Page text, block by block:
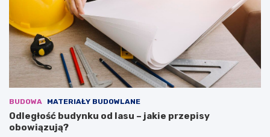
BUDOWA MATERIAŁY BUDOWLANE
Odległość budynku od lasu – jakie przepisy
obowiązują?